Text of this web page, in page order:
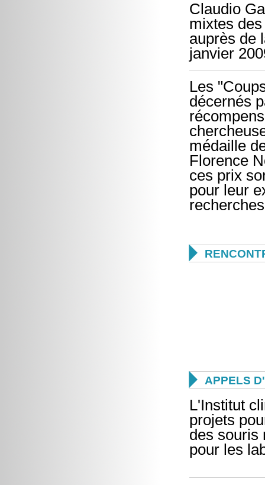
Claudio
mixtes
auprès de
janvier
Les
décernés
médaille
Florence
ces prix
pour leur

 APPELS
L'Institut
projets
des souris
pour les